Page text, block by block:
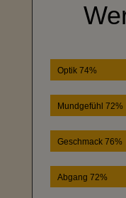
Optik 74%
Mundgefühl 72%
Geschmack 76%
Abgang 72%